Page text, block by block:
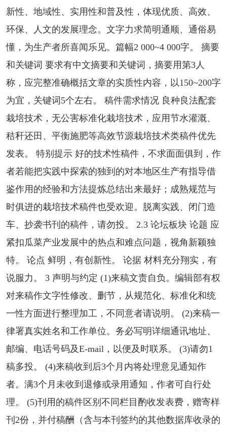
新性、地域性、实用性和普及性，体现优质、高效、
环保、人文的发展理念。文字力求简明通顺、通俗易
懂，为生产者所喜闻乐见。篇幅2 000~4 000字。 摘要
和关键词 要求有中文摘要和关键词，摘要用第3人
称，应完整准确概括文章的实质性内容，以150~200字
为宜，关键词5个左右。 稿件需求情况 良种良法配套
栽培技术，无公害标准化栽培技术，应用节水灌溉、
秸秆还田、平衡施肥等高效节源栽培技术类稿件优先
发表。 特别提示 好的技术性稿件，不求面面俱到，作
者若能把实践中探索的独到的对本地区生产有指导借
鉴作用的经验和方法提炼总结出来最好；成熟规范与
时俱进的栽培技术稿件也受欢迎。脱离实践、闭门造
车、抄袭书刊的稿件，请勿投。 2.3 论坛板块 论题 应
紧扣瓜菜产业发展中的热点和难点问题，视角新颖独
特。 论点 鲜明，有创新性。 论据 材料充分翔实，有
说服力。 3 声明与约定 (1)来稿文责自负。编辑部有权
对来稿作文字性修改、删节，从规范化、标准化和统
一性方面进行整理加工，不同意者请说明。 (2)来稿一
律署真实姓名和工作单位。务必写明详细通讯地址、
邮编、电话号码及E-mail，以便及时联系。 (3)请勿1
稿多投。 (4)来稿收到后3个月内将处理意见通知作
者。满3个月未收到退修或录用通知，作者可自行处
理。 (5)刊用的稿件区别不同栏目酌收发表费，赠寄样
刊2份，并付稿酬（含与本刊签约的其他数据库收录的